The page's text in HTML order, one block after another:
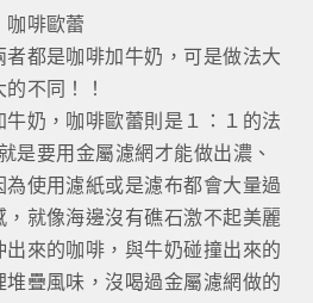
咖啡歐蕾
都是咖啡加牛奶，可是做法大
的不同！！
奶，咖啡歐蕾則是１：１的法
是要用金屬濾網才能做出濃、
使用濾紙或是濾布都會大量過
就像海邊沒有礁石激不起美麗
來的咖啡，與牛奶碰撞出來的
疊風味，沒喝過金屬濾網做的